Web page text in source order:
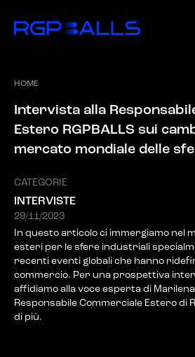
HOME
Intervista alla Responsabil
Estero RGPBALLS sui cam
mercato mondiale delle sfe
CATEGORIE
INTERVISTE
29/11/2023
In questo articolo ci immergiamo nel
esteri per le sfere industriali
recenti eventi globali che hanno
commercio. Per una prospettiva
affidiamo alla voce esperta di
Responsabile Commerciale Estero di
di più.